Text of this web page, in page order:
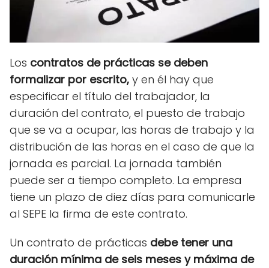
Los contratos de prácticas se deben
formalizar por escrito, y en él hay que
especificar el título del trabajador, la
duración del contrato, el puesto de trabajo
que se va a ocupar, las horas de trabajo y la
distribución de las horas en el caso de que la
jornada es parcial. La jornada también
puede ser a tiempo completo. La empresa
tiene un plazo de diez días para comunicarle
al SEPE la firma de este contrato.
Un contrato de prácticas debe tener una
duración mínima de seis meses y máxima de